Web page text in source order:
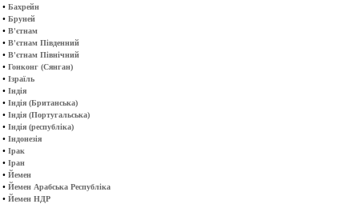
• Бахрейн
• Бруней
• В'єтнам
• В'єтнам Південний
• В'єтнам Північний
• Гонконг (Сянган)
• Ізраїль
• Індія
• Індія (Британська)
• Індія (Португальська)
• Індія (республіка)
• Індонезія
• Ірак
• Іран
• Йемен
• Йемен Арабська Республіка
• Йемен НДР